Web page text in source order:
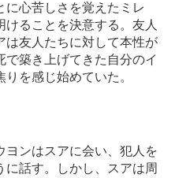
に心苦しさを覚えたミレ
けることを決意する。友人
は友人たちに対して本性が
で築き上げてきた自分のイ
を感じ始めていた。
ヨンはスアに会い、犯人を
話す。しかし、スアは周